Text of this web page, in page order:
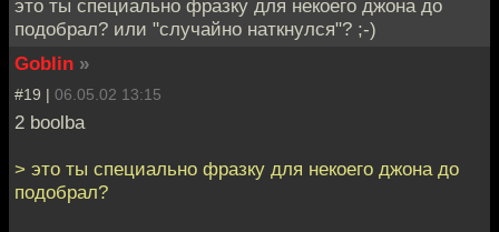
это ты специально фразку для некоего джона до
подобрал? или "случайно наткнулся"? ;-)
Goblin »
#19 | 06.05.02 13:15
2 boolba
> это ты специально фразку для некоего джона до
подобрал?